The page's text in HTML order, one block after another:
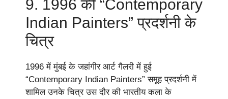
9. 1996 की “Contemporary
Indian Painters” प्रदर्शनी के
चित्र
1996 में मुंबई के जहांगीर आर्ट गैलरी में हुई
“Contemporary Indian Painters” समूह प्रदर्शनी में
शामिल उनके चित्र उस दौर की भारतीय कला के